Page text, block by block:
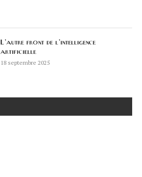
L’autre front de l’intelligence
artificielle
18 septembre 2025